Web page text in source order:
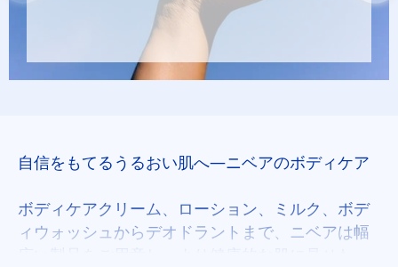
自信をもてるうるおい肌へ―ニベアのボディケア
ボディケアクリーム、ローション、ミルク、ボデ
ィウォッシュからデオドラントまで、ニベアは幅